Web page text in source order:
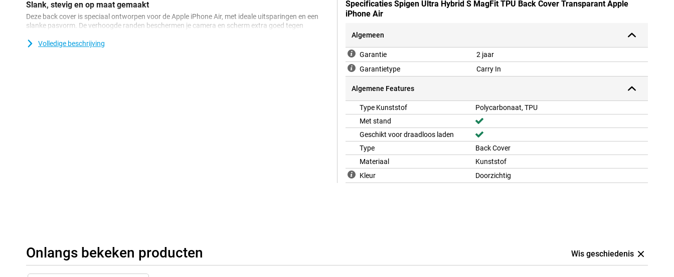
Slank, stevig en op maat gemaakt
Deze back cover is speciaal ontworpen voor de Apple iPhone Air, met ideale uitsparingen en een
slanke pasvorm. De verhoogde randen beschermen je camera en scherm extra goed tegen
keuze als je zoekt naar een hoesje dat je iPhone beschermt zonder het design te verbergen.
Volledige beschrijving
Specificaties Spigen Ultra Hybrid S MagFit TPU Back Cover Transparant Apple
iPhone Air
Algemeen
Garantie
2 jaar
Garantietype
Carry In
Algemene Features
Type Kunststof
Polycarbonaat, TPU
Met stand
Geschikt voor draadloos laden
Type
Back Cover
Materiaal
Kunststof
Kleur
Doorzichtig
Onlangs bekeken producten Wis geschiedenis